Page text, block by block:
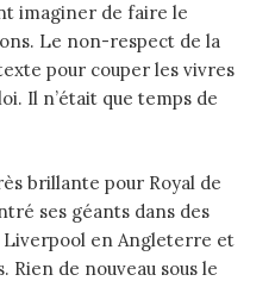
imaginer de faire le
Le non-respect de la
pour couper les vivres
Il n’était que temps de
brillante pour Royal de
ses géants dans des
Liverpool en Angleterre et
Rien de nouveau sous le